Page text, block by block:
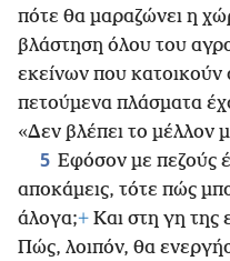
πότε θα μαραζώνει η
βλάστηση όλου του
εκείνων που κατοικούν
πετούμενα πλάσματα
«Δεν βλέπει το μέλλον
5 Εφόσον με πεζούς
αποκάμεις, τότε πώς
άλογα;+ Και στη γη της
Πώς, λοιπόν, θα